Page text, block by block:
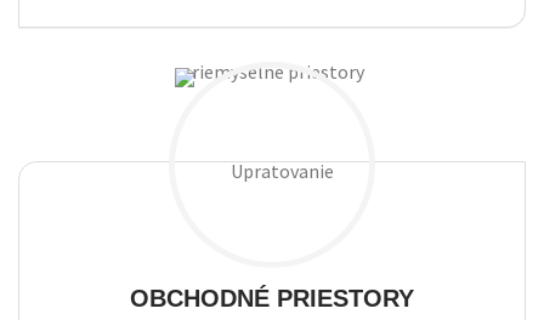
OBCHODNÉ PRIESTORY